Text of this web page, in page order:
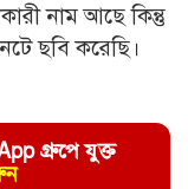
নাম আছে কিন্তু
ছবি করেছি।
গ্রুপে যুক্ত